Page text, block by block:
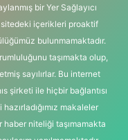
bir Yer Sağlayıcı
içerikleri proaktif
bulunmamaktadır.
taşımakta olup,
sayılırlar. Bu internet
şirketi ile hiçbir bağlantısı
makaleler
haber niteliği taşımamakta